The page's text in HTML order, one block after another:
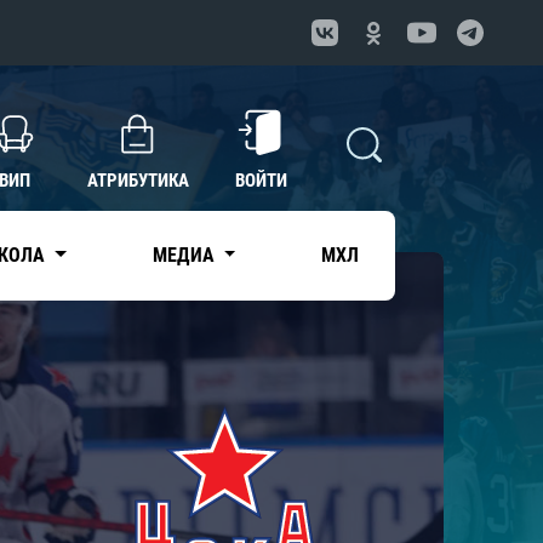
ВИП АТРИБУТИКА ВОЙТИ
МЕДИА МХЛ